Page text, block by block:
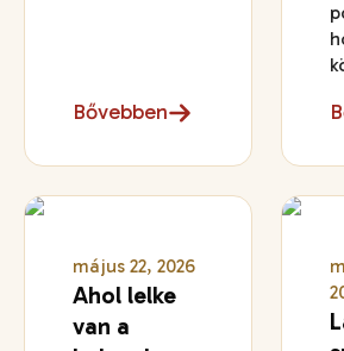
Bővebben
május 22, 2026
Ahol lelke
van a